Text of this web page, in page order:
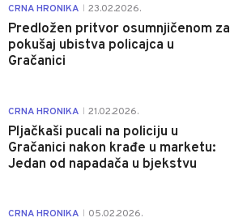
CRNA HRONIKA 23.02.2026.
Predložen pritvor osumnjičenom za
pokušaj ubistva policajca u
Gračanici
CRNA HRONIKA 21.02.2026.
Pljačkaši pucali na policiju u
Gračanici nakon krađe u marketu:
Jedan od napadača u bjekstvu
CRNA HRONIKA 05.02.2026.